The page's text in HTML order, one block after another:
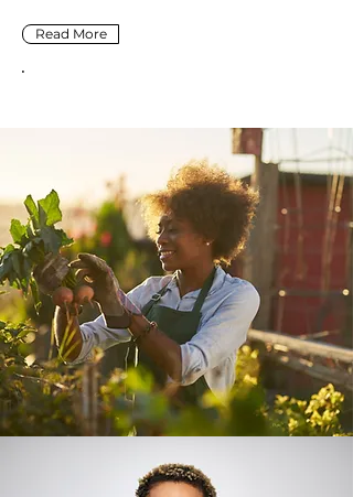
Read More